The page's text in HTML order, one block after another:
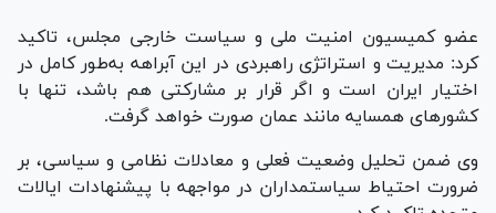
عضو کمیسیون امنیت ملی و سیاست خارجی مجلس، تاکید
کرد: مدیریت و استراتژی راهبردی در این آبراهه به‌طور کامل در
اختیار ایران است و اگر قرار بر مشارکتی هم باشد، تنها با
کشور‌های همسایه مانند عمان صورت خواهد گرفت.
وی ضمن تحلیل وضعیت فعلی و معادلات نظامی و سیاسی، بر
ضرورت احتیاط سیاستمداران در مواجهه با پیشنهادات ایالات